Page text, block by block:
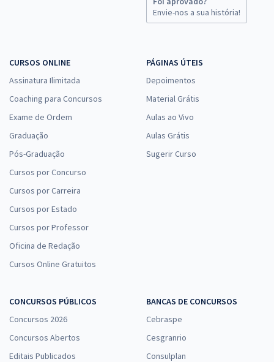
Envie-nos a sua história!
CURSOS ONLINE
Assinatura Ilimitada
Coaching para Concursos
Exame de Ordem
Graduação
Pós-Graduação
Cursos por Concurso
Cursos por Carreira
Cursos por Estado
Cursos por Professor
Oficina de Redação
Cursos Online Gratuitos
PÁGINAS ÚTEIS
Depoimentos
Material Grátis
Aulas ao Vivo
Aulas Grátis
Sugerir Curso
CONCURSOS PÚBLICOS
Concursos 2026
Concursos Abertos
Editais Publicados
BANCAS DE CONCURSOS
Cebraspe
Cesgranrio
Consulplan